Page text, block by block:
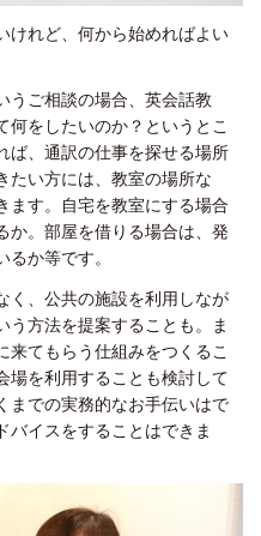
けれど、何から始めればよい
うご相談の場合、英会話教
何をしたいのか？というとこ
ば、通訳の仕事を探せる場所
たい方には、教室の場所な
ます。自宅を教室にする場合
か。部屋を借りる場合は、発
か等です。
く、公共の施設を利用しなが
う方法を提案することも。ま
来てもらう仕組みをつくるこ
場を利用することも検討して
までの実務的なお手伝いはで
バイスをすることはできま